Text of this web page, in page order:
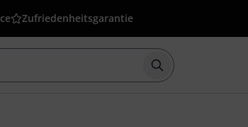
Zufriedenheitsgarantie
Suche mit